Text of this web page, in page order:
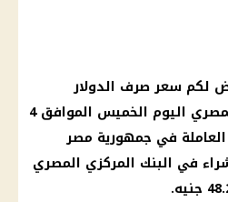
لكم سعر صرف الدولار
الأمريكي مقابل الجنيه المصري اليوم الخميس الموافق 4
العاملة في جمهورية مصر
في البنك المركزي المصري